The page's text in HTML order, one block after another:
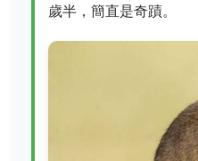
歲半，簡直是奇蹟。